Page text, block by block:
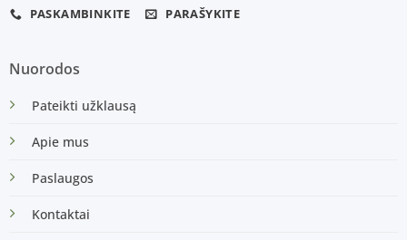
PASKAMBINKITE PARAŠYKITE
Nuorodos
Pateikti užklausą
Apie mus
Paslaugos
Kontaktai